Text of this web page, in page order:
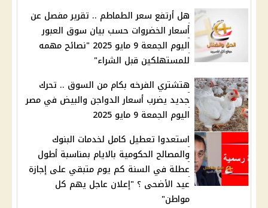
هل أرتفع سعر الطماطم .. تقرير مفصل عن
أسعار الخضروات حسب بيان سوق العبور
اليوم الجمعة 9 مايو 2025 "نصائح مهمه
للمستهلكين قبل الشراء"
هتشتري الفرخه بكام من السوق .. تحرك
جديد يضرب أسعار الدواجن والبيض في مصر
اليوم الجمعة 9 مايو 2025
استعدوا تعطيل كامل لخدمات البنوك
والمصالح الحكومية بالايام بمناسبة أطول
عطلة في السنة كم يوم متبقي على إجازة
عيد الأضحى ؟ "إعلان عاجل يهم كل
مواطن"